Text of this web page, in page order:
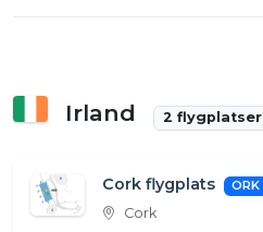
Irland 2 flygplatser
Cork flygplats ORK
Cork